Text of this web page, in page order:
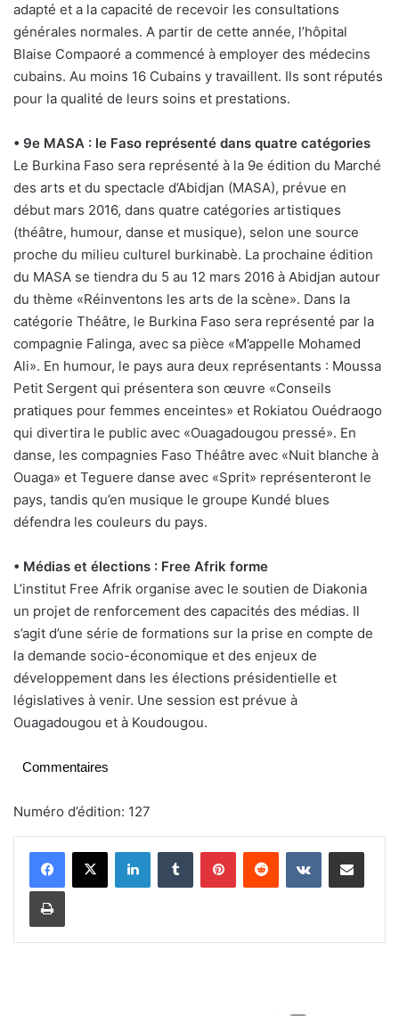
adapté et a la capacité de recevoir les consultations
générales normales. A partir de cette année, l’hôpital
Blaise Compaoré a commencé à employer des médecins
cubains. Au moins 16 Cubains y travaillent. Ils sont réputés
pour la qualité de leurs soins et prestations.
• 9e MASA : le Faso représenté dans quatre catégories
Le Burkina Faso sera représenté à la 9e édition du Marché
des arts et du spectacle d’Abidjan (MASA), prévue en
début mars 2016, dans quatre catégories artistiques
(théâtre, humour, danse et musique), selon une source
proche du milieu culturel burkinabè. La prochaine édition
du MASA se tiendra du 5 au 12 mars 2016 à Abidjan autour
du thème «Réinventons les arts de la scène». Dans la
catégorie Théâtre, le Burkina Faso sera représenté par la
compagnie Falinga, avec sa pièce «M’appelle Mohamed
Ali». En humour, le pays aura deux représentants : Moussa
Petit Sergent qui présentera son œuvre «Conseils
pratiques pour femmes enceintes» et Rokiatou Ouédraogo
qui divertira le public avec «Ouagadougou pressé». En
danse, les compagnies Faso Théâtre avec «Nuit blanche à
Ouaga» et Teguere danse avec «Sprit» représenteront le
pays, tandis qu’en musique le groupe Kundé blues
défendra les couleurs du pays.
• Médias et élections : Free Afrik forme
L’institut Free Afrik organise avec le soutien de Diakonia
un projet de renforcement des capacités des médias. Il
s’agit d’une série de formations sur la prise en compte de
la demande socio-économique et des enjeux de
développement dans les élections présidentielle et
législatives à venir. Une session est prévue à
Ouagadougou et à Koudougou.
Commentaires
Numéro d’édition: 127